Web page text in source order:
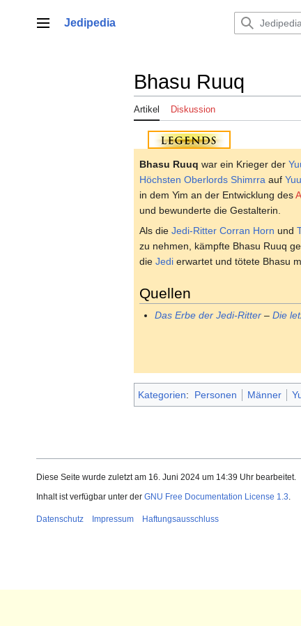
springenHauptmenü
Jedipedia
Bhasu Ruuq
Artikel Diskussion
Bhasu Ruuq war ein Krieger der
Höchsten Oberlords Shimrra auf
in dem Yim an der Entwicklung des
und bewunderte die Gestalterin.
Als die Jedi-Ritter Corran Horn und
zu nehmen, kämpfte Bhasu Ruuq
die Jedi erwartet und tötete Bhasu
Quellen
Das Erbe der Jedi-Ritter –Die
Kategorien: Personen Männer
Diese Seite wurde zuletzt am 16. Juni 2024 um 14:39 Uhr bearbeitet.
Inhalt ist verfügbar unter der GNU Free Documentation License 1.3
Datenschutz Impressum Haftungsausschluss